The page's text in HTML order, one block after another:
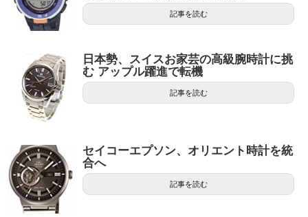
記事を読む
日本勢、スイスお家芸の高級腕時計に挑
む アップル躍進で転機
記事を読む
セイコーエプソン、オリエント時計を統
合へ
記事を読む